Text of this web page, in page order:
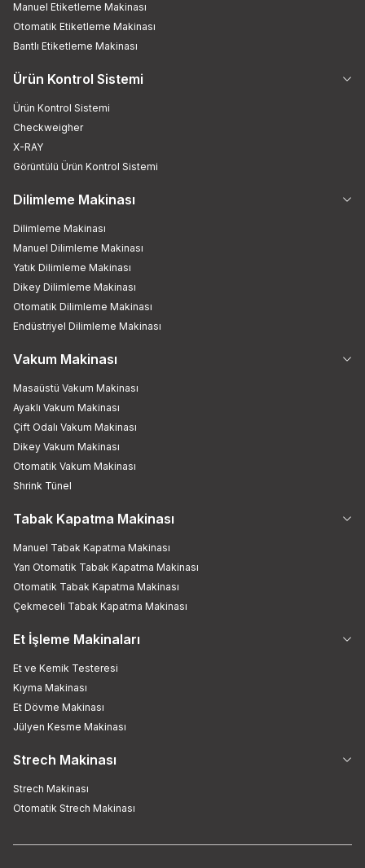
Manuel Etiketleme Makinası
Otomatik Etiketleme Makinası
Bantlı Etiketleme Makinası
Ürün Kontrol Sistemi
Ürün Kontrol Sistemi
Checkweigher
X-RAY
Görüntülü Ürün Kontrol Sistemi
Dilimleme Makinası
Dilimleme Makinası
Manuel Dilimleme Makinası
Yatık Dilimleme Makinası
Dikey Dilimleme Makinası
Otomatik Dilimleme Makinası
Endüstriyel Dilimleme Makinası
Vakum Makinası
Masaüstü Vakum Makinası
Ayaklı Vakum Makinası
Çift Odalı Vakum Makinası
Dikey Vakum Makinası
Otomatik Vakum Makinası
Shrink Tünel
Tabak Kapatma Makinası
Manuel Tabak Kapatma Makinası
Yarı Otomatik Tabak Kapatma Makinası
Otomatik Tabak Kapatma Makinası
Çekmeceli Tabak Kapatma Makinası
Et İşleme Makinaları
Et ve Kemik Testeresi
Kıyma Makinası
Et Dövme Makinası
Jülyen Kesme Makinası
Strech Makinası
Strech Makinası
Otomatik Strech Makinası